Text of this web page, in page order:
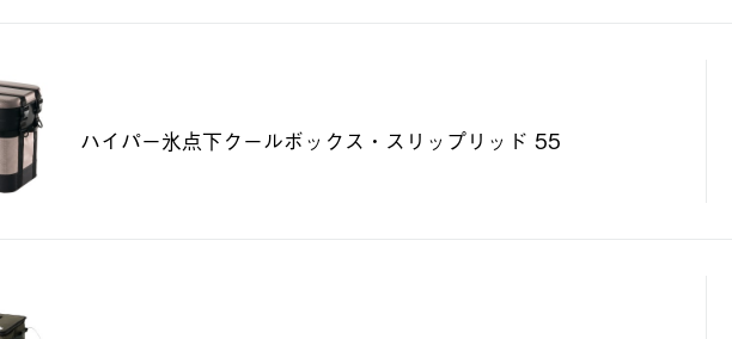
ハイパー氷点下クールボックス・スリップリッド 55